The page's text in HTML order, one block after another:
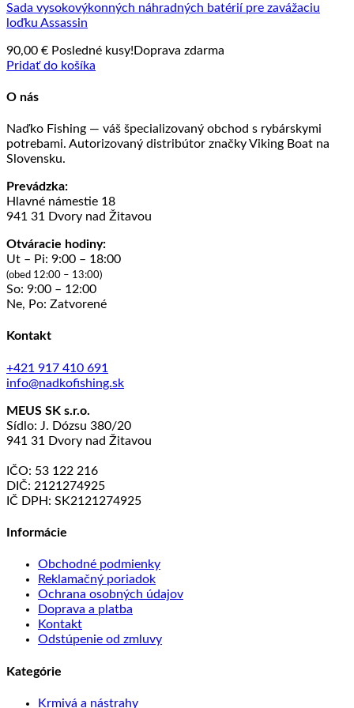
Sada vysokovýkonných náhradných batérií pre zavážaciu
loďku Assassin
90,00 € Posledné kusy! Doprava zdarma
Pridať do košíka
O nás
Naďko Fishing — váš špecializovaný obchod s rybárskymi
potrebami. Autorizovaný distribútor značky Viking Boat na
Slovensku.
Prevádzka:
Hlavné námestie 18
941 31 Dvory nad Žitavou
Otváracie hodiny:
Ut – Pi: 9:00 – 18:00
(obed 12:00 – 13:00)
So: 9:00 – 12:00
Ne, Po: Zatvorené
Kontakt
+421 917 410 691
info@nadkofishing.sk
MEUS SK s.r.o.
Sídlo: J. Dózsu 380/20
941 31 Dvory nad Žitavou
IČO: 53 122 216
DIČ: 2121274925
IČ DPH: SK2121274925
Informácie
Obchodné podmienky
Reklamačný poriadok
Ochrana osobných údajov
Doprava a platba
Kontakt
Odstúpenie od zmluvy
Kategórie
Krmivá a nástrahy